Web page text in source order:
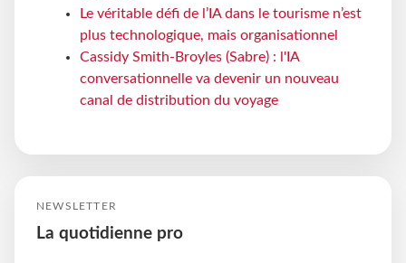
Le véritable défi de l’IA dans le tourisme n’est
plus technologique, mais organisationnel
Cassidy Smith-Broyles (Sabre) : l'IA
conversationnelle va devenir un nouveau
canal de distribution du voyage
NEWSLETTER
La quotidienne pro